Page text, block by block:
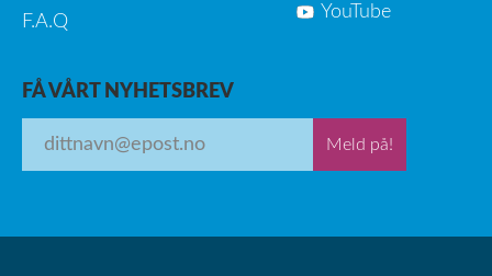
F.A.Q
YouTube
FÅ VÅRT NYHETSBREV
Meld på!